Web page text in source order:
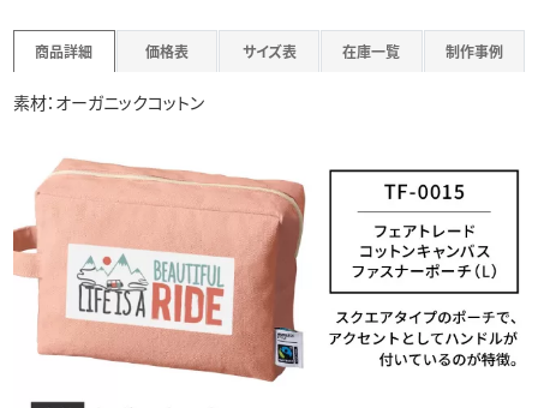
商品詳細 価格表 サイズ表 在庫一覧 制作事例
素材：オーガニックコットン